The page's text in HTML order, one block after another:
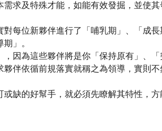
求及特殊才能，如能有效發掘，並使
每位新夥伴進行了「哺乳期」、「成
」。
因為這些夥伴將是你「保持原有」、
伴依循前規落實就稱之為領導，實則
缺的好幫手，就必須先瞭解其特性，